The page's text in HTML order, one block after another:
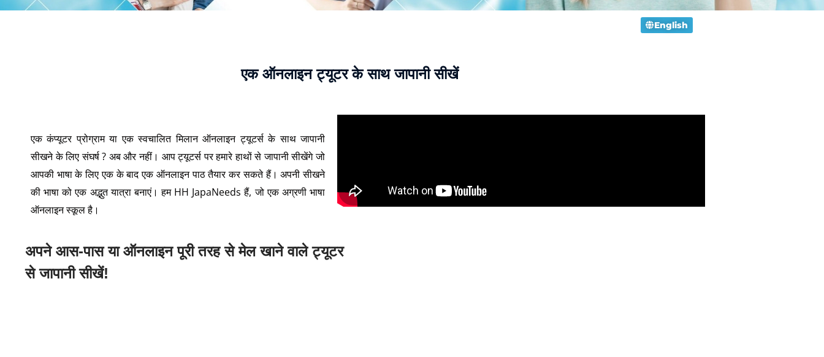
English
एक ऑनलाइन ट्यूटर के साथ जापानी सीखें
एक कंप्यूटर प्रोग्राम या एकस्वचालित मिलान ऑनलाइन ट्यूटर्स केसाथ जापानी
सीखने के लिए संघर्ष ? अब और नहीं। आप ट्यूटर्स पर हमारे हाथों से जापानी सीखेंगे जो
आपकी भाषा के लिए एक के बाद एक ऑनलाइन पाठ तैयार कर सकते हैं। अपनी सीखने
की भाषा को एक अद्भुत यात्रा बनाएं। हम HH JapaNeeds हैं, जो एक अग्रणी भाषा
ऑनलाइन स्कूल है।
अपने आस-पास या ऑनलाइन पूरी तरह से मेल खाने वाले ट्यूटर
से जापानी सीखें!